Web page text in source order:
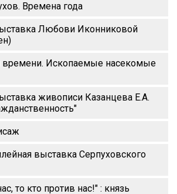
Времена года
Любови Иконниковой
Ископаемые насекомые
живописи Казанцева Е.А.
выставка Серпуховского
то кто против нас!" : князь